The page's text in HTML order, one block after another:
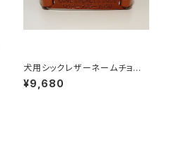
犬用シックレザーネームチョー
カー（迷子札）40cm以上 【受
注製作】LOVE&PEACE&DOG
¥9,680